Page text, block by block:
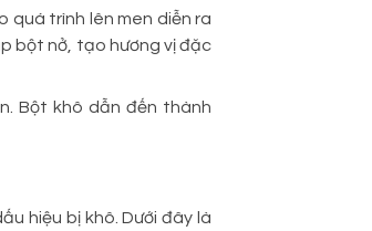
quá trình lên men diễn ra
bột nở, tạo hương vị đặc
Bột khô dẫn đến thành
hiệu bị khô. Dưới đây là